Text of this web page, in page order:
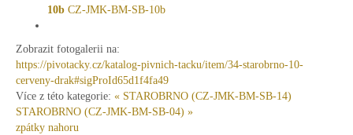
10b CZ-JMK-BM-SB-10b
Zobrazit fotogalerii na:
https://pivotacky.cz/katalog-pivnich-tacku/item/34-starobrno-10-
cerveny-drak#sigProId65d1f4fa49
Více z této kategorie: « STAROBRNO (CZ-JMK-BM-SB-14)
STAROBRNO (CZ-JMK-BM-SB-04) »
zpátky nahoru